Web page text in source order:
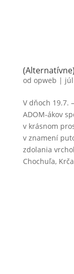
od opweb |
V dňoch 19.7.
ADOM-ákov
v krásnom
v znamení
zdolania
Chochuľa,